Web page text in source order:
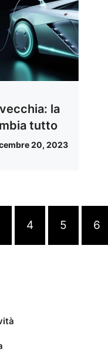
la
tutto
20, 2023
4 5 6